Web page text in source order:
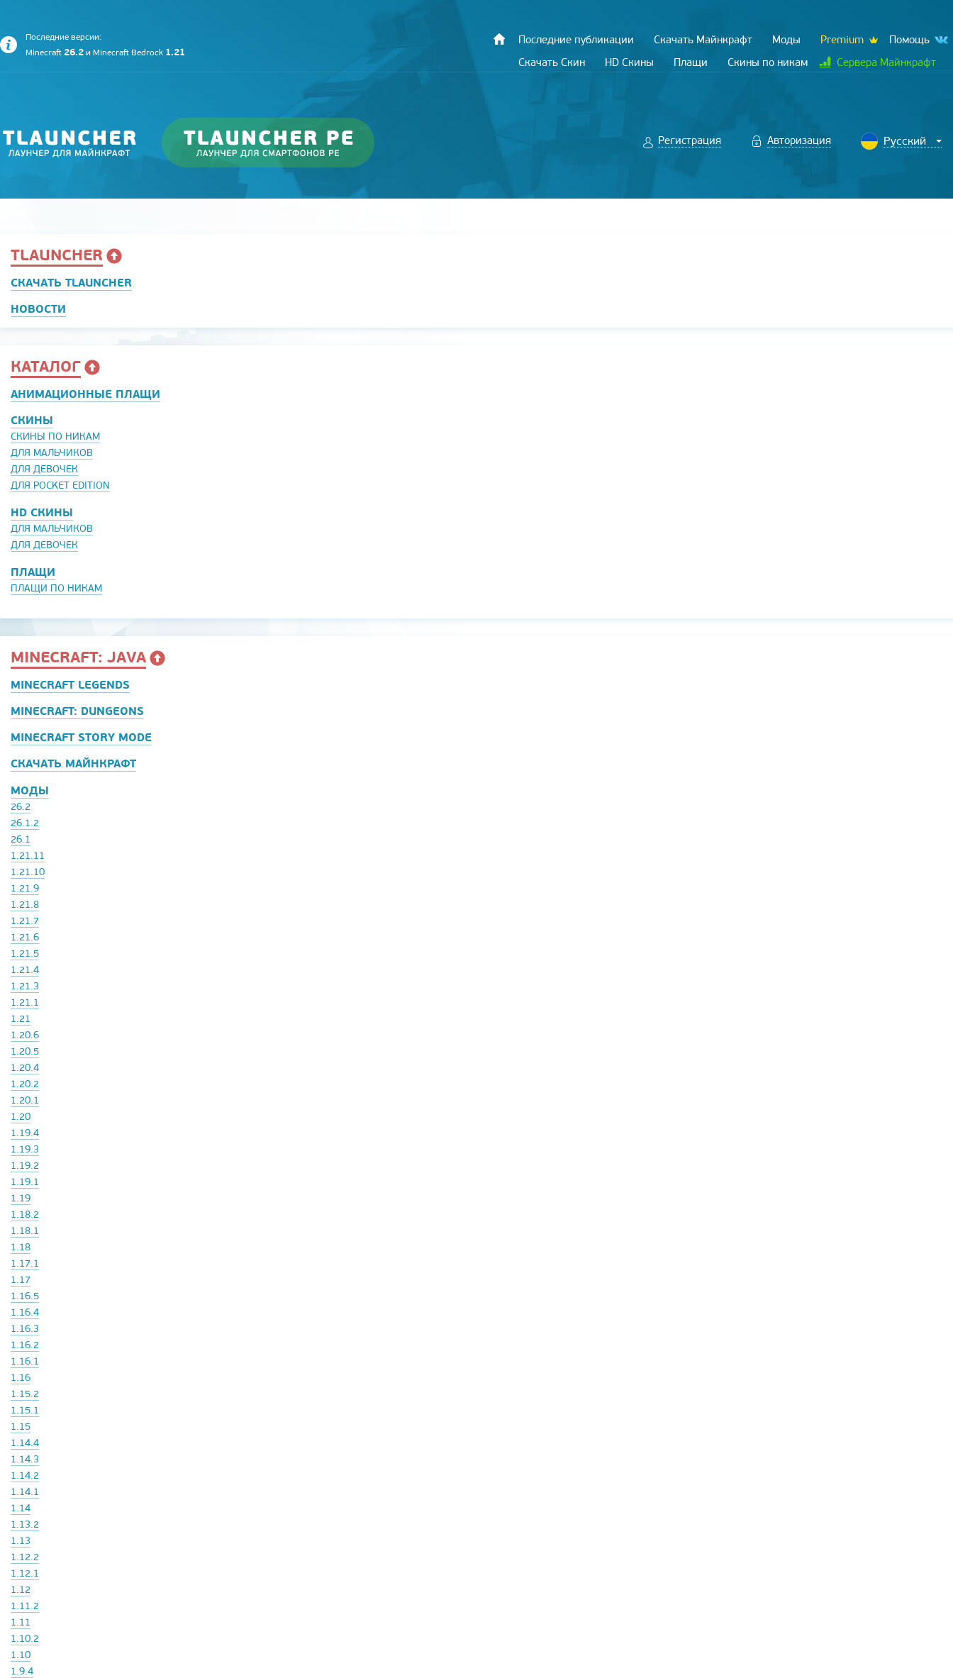
Последние версии:
Minecraft 26.2 и Minecraft Bedrock 1.21
Последние публикации Скачать Майнкрафт Моды Premium
Помощь
Скачать Скин
HD Скины Плащи Скины по никам Сервера Майнкрафт
Регистрация Авторизация
TLAUNCHER
СКАЧАТЬ TLAUNCHER
НОВОСТИ
КАТАЛОГ
АНИМАЦИОННЫЕ ПЛАЩИ
СКИНЫ
СКИНЫ ПО НИКАМ
ДЛЯ МАЛЬЧИКОВ
ДЛЯ ДЕВОЧЕК
ДЛЯ POCKET EDITION
HD СКИНЫ
ДЛЯ МАЛЬЧИКОВ
ДЛЯ ДЕВОЧЕК
ПЛАЩИ
ПЛАЩИ ПО НИКАМ
MINECRAFT: JAVA
MINECRAFT LEGENDS
MINECRAFT: DUNGEONS
MINECRAFT STORY MODE
СКАЧАТЬ МАЙНКРАФТ
МОДЫ
26.2
26.1.2
26.1
1.21.11
1.21.10
1.21.9
1.21.8
1.21.7
1.21.6
1.21.5
1.21.4
1.21.3
1.21.1
1.21
1.20.6
1.20.5
1.20.4
1.20.2
1.20.1
1.20
1.19.4
1.19.3
1.19.2
1.19.1
1.19
1.18.2
1.18.1
1.18
1.17.1
1.17
1.16.5
1.16.4
1.16.3
1.16.2
1.16.1
1.16
1.15.2
1.15.1
1.15
1.14.4
1.14.3
1.14.2
1.14.1
1.14
1.13.2
1.13
1.12.2
1.12.1
1.12
1.11.2
1.11
1.10.2
1.10
1.9.4